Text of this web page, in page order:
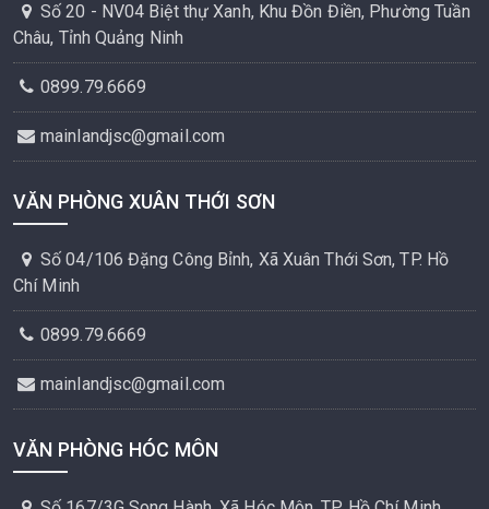
Số 20 - NV04 Biệt thự Xanh, Khu Đồn Điền, Phường Tuần
Châu, Tỉnh Quảng Ninh
0899.79.6669
mainlandjsc@gmail.com
VĂN PHÒNG XUÂN THỚI SƠN
Số 04/106 Đặng Công Bỉnh, Xã Xuân Thới Sơn, TP. Hồ
Chí Minh
0899.79.6669
mainlandjsc@gmail.com
VĂN PHÒNG HÓC MÔN